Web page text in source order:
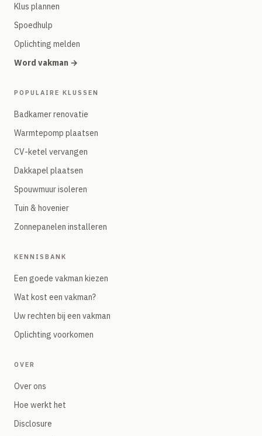
Klus plannen
Spoedhulp
Oplichting melden
Word vakman →
POPULAIRE KLUSSEN
Badkamer renovatie
Warmtepomp plaatsen
CV-ketel vervangen
Dakkapel plaatsen
Spouwmuur isoleren
Tuin & hovenier
Zonnepanelen installeren
KENNISBANK
Een goede vakman kiezen
Wat kost een vakman?
Uw rechten bij een vakman
Oplichting voorkomen
OVER
Over ons
Hoe werkt het
Disclosure